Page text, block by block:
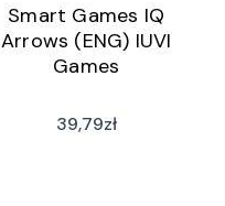
Smart Games IQ
Arrows (ENG) IUVI
Games
39,79zł